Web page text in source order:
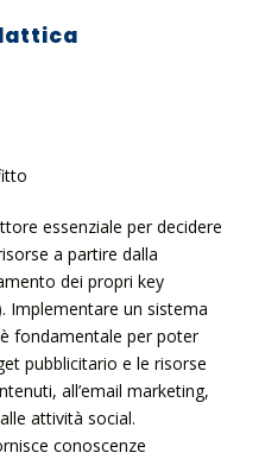
essenziale per decidere
a partire dalla
dei propri key
Implementare un sistema
fondamentale per poter
pubblicitario e le risorse
all’email marketing,
attività social.
conoscenze